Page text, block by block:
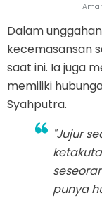
Dalam
kecemasansan
saat ini. Ia juga
memiliki
Syahputra.
"Jujur
punya